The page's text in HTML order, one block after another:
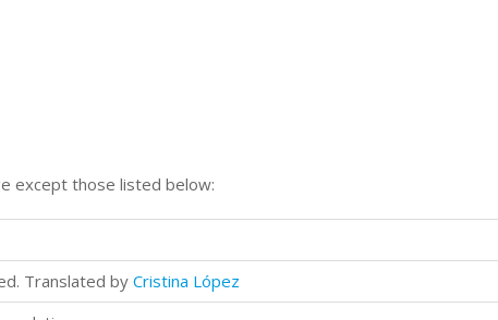
except those listed below:
Translated by Cristina López